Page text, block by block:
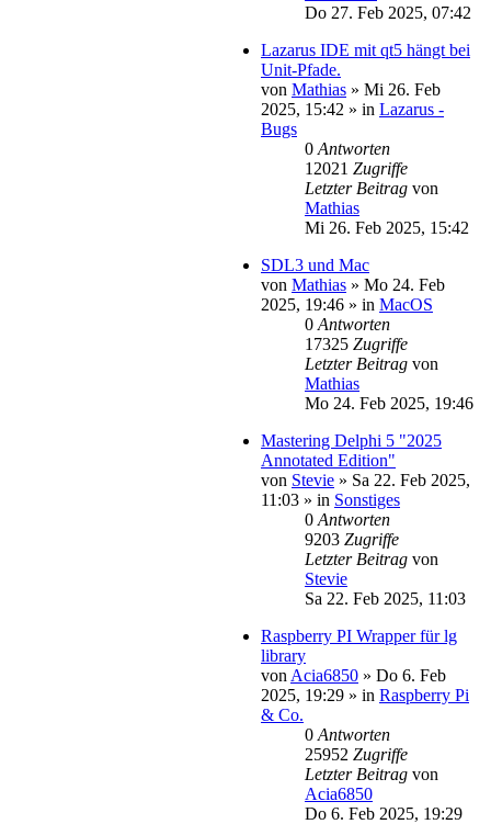
Do 27. Feb 2025, 07:42
Lazarus IDE mit qt5 hängt bei
Unit-Pfade.
von Mathias » Mi 26. Feb
2025, 15:42 » in Lazarus -
Bugs
0 Antworten
12021 Zugriffe
Letzter Beitrag von
Mathias
Mi 26. Feb 2025, 15:42
SDL3 und Mac
von Mathias » Mo 24. Feb
2025, 19:46 » in MacOS
0 Antworten
17325 Zugriffe
Letzter Beitrag von
Mathias
Mo 24. Feb 2025, 19:46
Mastering Delphi 5 "2025
Annotated Edition"
von Stevie » Sa 22. Feb 2025,
11:03 » in Sonstiges
0 Antworten
9203 Zugriffe
Letzter Beitrag von
Stevie
Sa 22. Feb 2025, 11:03
Raspberry PI Wrapper für lg
library
von Acia6850 » Do 6. Feb
2025, 19:29 » in Raspberry Pi
& Co.
0 Antworten
25952 Zugriffe
Letzter Beitrag von
Acia6850
Do 6. Feb 2025, 19:29